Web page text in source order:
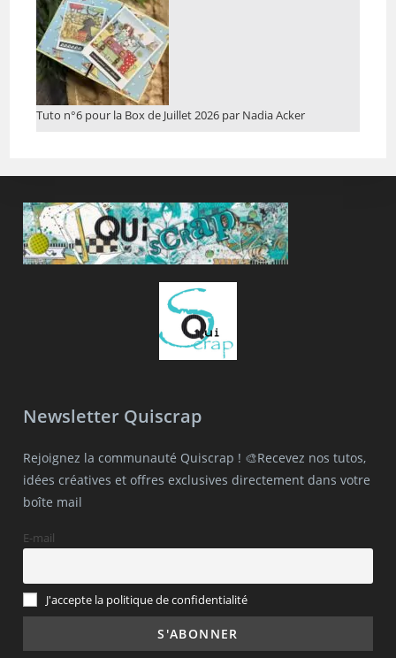
Tuto n°6 pour la Box de Juillet 2026 par Nadia Acker
Newsletter Quiscrap
Rejoignez la communauté Quiscrap ! 🎨Recevez nos tutos,
idées créatives et offres exclusives directement dans votre
boîte mail
E-mail
J'accepte la politique de confidentialité